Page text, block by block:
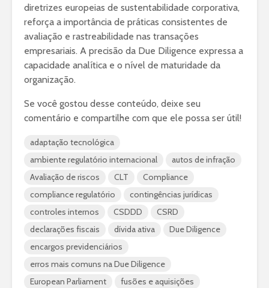
diretrizes europeias de sustentabilidade corporativa,
reforça a importância de práticas consistentes de
avaliação e rastreabilidade nas transações
empresariais. A precisão da Due Diligence expressa a
capacidade analítica e o nível de maturidade da
organização.
Se você gostou desse conteúdo, deixe seu
comentário e compartilhe com que ele possa ser útil!
adaptação tecnológica
ambiente regulatório internacional
autos de infração
Avaliação de riscos
CLT
Compliance
compliance regulatório
contingências jurídicas
controles internos
CSDDD
CSRD
declarações fiscais
dívida ativa
Due Diligence
encargos previdenciários
erros mais comuns na Due Diligence
European Parliament
fusões e aquisições